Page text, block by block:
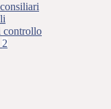
controllo
2